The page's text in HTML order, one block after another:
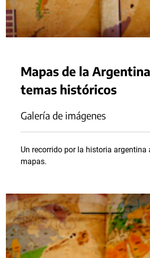
Mapas de la
temas históricos
Galería de imágenes
Un recorrido por la historia argentina
mapas.